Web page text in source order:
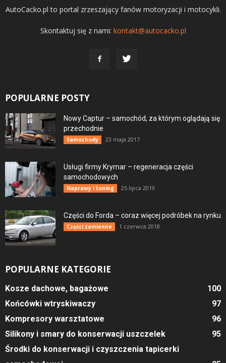
AutoCacko.pl to portal zrzeszający fanów motoryzacji i motocykli.
Skontaktuj się z nami: kontakt@autocacko.pl
POPULARNE POSTY
Nowy Captur – samochód, za którym oglądają się
przechodnie
Samochody 23 maja 2017
Usługi firmy Krymar – regeneracja części
samochodowych
Naprawy i tuning 25 lipca 2019
Części do Forda – coraz więcej podróbek na rynku
Części zamienne 1 czerwca 2018
POPULARNE KATEGORIE
Kosze dachowe, bagażowe
100
Końcówki wtryskiwaczy
97
Kompresory warsztatowe
96
Silikony i smary do konserwacji uszczelek
95
Środki do konserwacji i czyszczenia tapicerki